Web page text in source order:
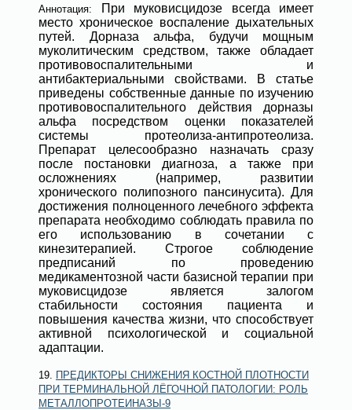
Аннотация:
При муковисцидозе всегда имеет
место хроническое воспаление дыхательных
путей. Дорназа альфа, будучи мощным
муколитическим средством, также обладает
противовоспалительными и
антибактериальными свойствами. В статье
приведены собственные данные по изучению
противовоспалительного действия дорназы
альфа посредством оценки показателей
системы протеолиза-антипротеолиза.
Препарат целесообразно назначать сразу
после постановки диагноза, а также при
осложнениях (например, развитии
хронического полипозного пансинусита). Для
достижения полноценного лечебного эффекта
препарата необходимо соблюдать правила по
его использованию в сочетании с
кинезитерапией. Строгое соблюдение
предписаний по проведению
медикаментозной части базисной терапии при
муковисцидозе является залогом
стабильности состояния пациента и
повышения качества жизни, что способствует
активной психологической и социальной
адаптации.
19. ПРЕДИКТОРЫ СНИЖЕНИЯ КОСТНОЙ ПЛОТНОСТИ
ПРИ ТЕРМИНАЛЬНОЙ ЛЁГОЧНОЙ ПАТОЛОГИИ: РОЛЬ
МЕТАЛЛОПРОТЕИНАЗЫ-9